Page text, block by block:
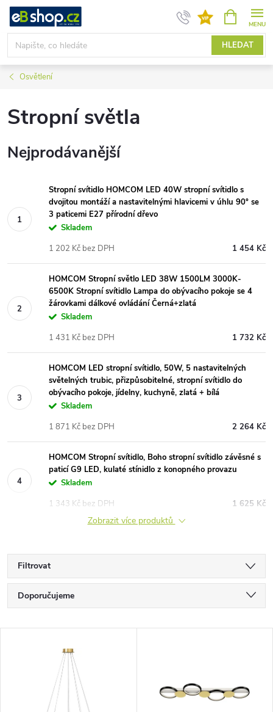
Přejít
obsah
HLEDAT
NÁKUPNÍ
KOŠÍK
Osvětlení
Stropní světla
Nejprodávanější
Stropní svítidlo HOMCOM LED 40W stropní svítidlo s
dvojitou montáží a nastavitelnými hlavicemi v úhlu 90° se
3 paticemi E27 přírodní dřevo
Skladem
1 454 Kč
1 202 Kč bez DPH
HOMCOM Stropní světlo LED 38W 1500LM 3000K-
6500K Stropní svítidlo Lampa do obývacího pokoje se 4
žárovkami dálkové ovládání Černá+zlatá
Skladem
1 732 Kč
1 431 Kč bez DPH
HOMCOM LED stropní svítidlo, 50W, 5 nastavitelných
světelných trubic, přizpůsobitelné, stropní svítidlo do
obývacího pokoje, jídelny, kuchyně, zlatá + bílá
Skladem
2 264 Kč
1 871 Kč bez DPH
HOMCOM Stropní svítidlo, Boho stropní svítidlo závěsné s
paticí G9 LED, kulaté stínidlo z konopného provazu
Skladem
1 625 Kč
1 343 Kč bez DPH
Zobrazit více produktů
Filtrovat
Ř
a
Doporučujeme
Nejprodávanější
Abecedně